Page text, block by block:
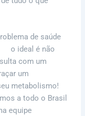
de saúde
o ideal é não
com um
um
metabolismo!
a todo o Brasil
equipe